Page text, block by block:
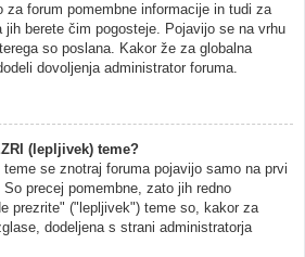
za forum pomembne informacije in tudi za
jih berete čim pogosteje. Pojavijo se na vrhu
so poslana. Kakor že za globalna
dovoljenja administrator foruma.
(lepljivek) teme?
se znotraj foruma pojavijo samo na prvi
precej pomembne, zato jih redno
prezrite" ("lepljivek") teme so, kakor za
dodeljena s strani administratorja